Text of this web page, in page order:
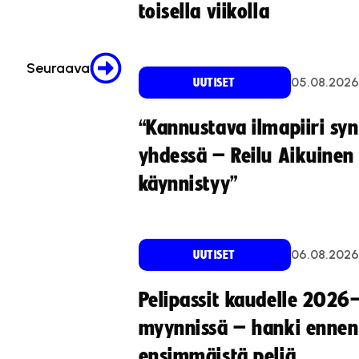
Seuraava
toisella viikolla
UUTISET 05.08.2026
“Kannustava ilmapiiri
yhdessä – Reilu
käynnistyy”
UUTISET 06.08.2026
Pelipassit kaudelle
myynnissä – hanki ennen